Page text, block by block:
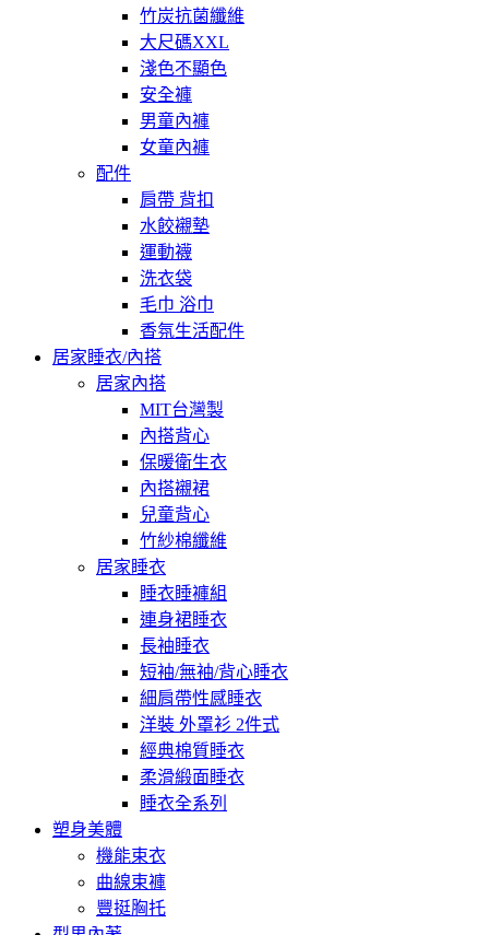
竹炭抗菌纖維
大尺碼XXL
淺色不顯色
安全褲
男童內褲
女童內褲
配件
肩帶 背扣
水餃襯墊
運動襪
洗衣袋
毛巾 浴巾
香氛生活配件
居家睡衣/內搭
居家內搭
MIT台灣製
內搭背心
保暖衛生衣
內搭襯裙
兒童背心
竹紗棉纖維
居家睡衣
睡衣睡褲組
連身裙睡衣
長袖睡衣
短袖/無袖/背心睡衣
細肩帶性感睡衣
洋裝 外罩衫 2件式
經典棉質睡衣
柔滑緞面睡衣
睡衣全系列
塑身美體
機能束衣
曲線束褲
豐挺胸托